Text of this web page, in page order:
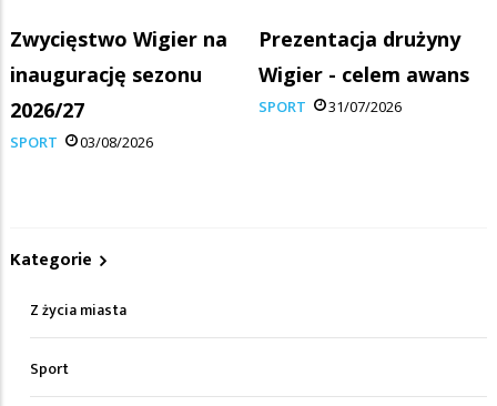
Zwycięstwo Wigier na
inaugurację sezonu
2026/27
SPORT 03/08/2026
Prezentacja drużyny
Wigier - celem awans
SPORT 31/07/2026
Kategorie
Z życia miasta
Sport